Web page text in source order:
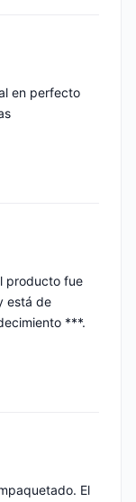
en perfecto
producto fue
está de
***.
El